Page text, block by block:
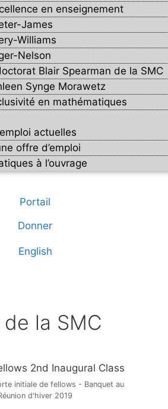
en enseignement
James
Williams
Nelson
Blair Spearman de la SMC
Synge Morawetz
en mathématiques
actuelles
offre d’emploi
à l’ouvrage
Portail
Donner
English
la SMC
initiale de fellows - Banquet au
d'hiver 2019